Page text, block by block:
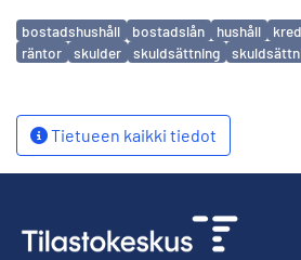
Avainsanat
bostadshushåll bostadslån hushåll
räntor
skulder skuldsättning
Tietueen kaikki tiedot